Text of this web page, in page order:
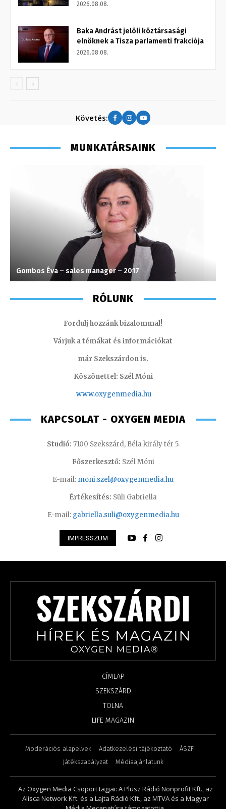
2026.08.08.
Baka Andrást jelöli köztársasági
elnöknek a Tisza parlamenti frakciója
2026.08.08.
Követés:
MUNKATÁRSAINK
Gombos Éva – sales manager – 2017
RÓLUNK
Fordulj hozzánk bizalommal!
Várjuk a témákat és információkat
már Szekszárdon is.
Köszönettel: Szél Móni
www.oxygenmedia.hu
KAPCSOLAT - OXYGEN MEDIA
Studió: 7100 Szekszárd, Béla király tér 5.
Főszerkesztő: Szél Móni
E-mail: moni.szel@oxygenmedia.hu
Értékesítés: Süli Gabriella
E-mail: gabriella.suli@oxygenmedia.hu
IMPRESSZUM
CÍMLAP
SZEKSZÁRD
TOLNA
LIFE MAGAZIN
Moderációs alapelvek Adatkezelési tájékoztató
ÁSZF
Játékszabályzat
Médiaajánlatunk
Az Oxygen Media Csoport tagjai: A Plusz Rádió Nonprofit Kft., az
Alisca Network Kft. és a Lajta Rádió Kft., az MTVA és a Magyar